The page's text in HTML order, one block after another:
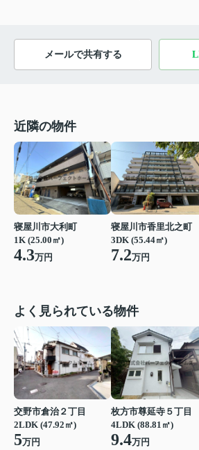
メールで共有する
近隣の物件
寝屋川市大利町
1K (25.00㎡)
4.3万円
寝屋川市香里北之町
3DK (55.44㎡)
7.2万円
よく見られている物件
交野市倉治２丁目
2LDK (47.92㎡)
5万円
枚方市尊延寺５丁目
4LDK (88.81㎡)
9.4万円